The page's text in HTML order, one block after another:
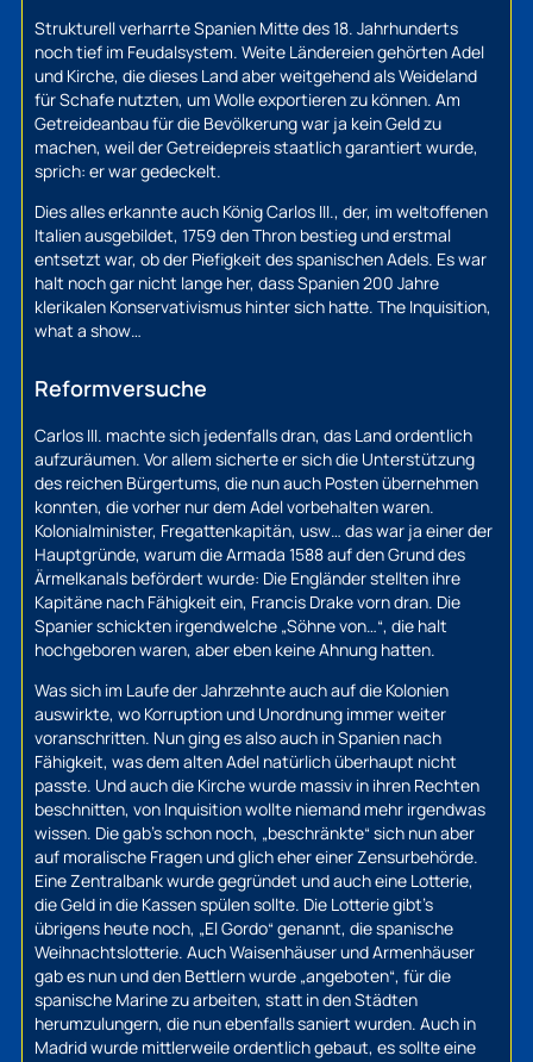
Strukturell verharrte Spanien Mitte des 18. Jahrhunderts
noch tief im Feudalsystem. Weite Ländereien gehörten Adel
und Kirche, die dieses Land aber weitgehend als Weideland
für Schafe nutzten, um Wolle exportieren zu können. Am
Getreideanbau für die Bevölkerung war ja kein Geld zu
machen, weil der Getreidepreis staatlich garantiert wurde,
sprich: er war gedeckelt.
Dies alles erkannte auch König Carlos III., der, im weltoffenen
Italien ausgebildet, 1759 den Thron bestieg und erstmal
entsetzt war, ob der Piefigkeit des spanischen Adels. Es war
halt noch gar nicht lange her, dass Spanien 200 Jahre
klerikalen Konservativismus hinter sich hatte. The Inquisition,
what a show…
Reformversuche
Carlos III. machte sich jedenfalls dran, das Land ordentlich
aufzuräumen. Vor allem sicherte er sich die Unterstützung
des reichen Bürgertums, die nun auch Posten übernehmen
konnten, die vorher nur dem Adel vorbehalten waren.
Kolonialminister, Fregattenkapitän, usw… das war ja einer der
Hauptgründe, warum die Armada 1588 auf den Grund des
Ärmelkanals befördert wurde: Die Engländer stellten ihre
Kapitäne nach Fähigkeit ein, Francis Drake vorn dran. Die
Spanier schickten irgendwelche „Söhne von…“, die halt
hochgeboren waren, aber eben keine Ahnung hatten.
Was sich im Laufe der Jahrzehnte auch auf die Kolonien
auswirkte, wo Korruption und Unordnung immer weiter
voranschritten. Nun ging es also auch in Spanien nach
Fähigkeit, was dem alten Adel natürlich überhaupt nicht
passte. Und auch die Kirche wurde massiv in ihren Rechten
beschnitten, von Inquisition wollte niemand mehr irgendwas
wissen. Die gab’s schon noch, „beschränkte“ sich nun aber
auf moralische Fragen und glich eher einer Zensurbehörde.
Eine Zentralbank wurde gegründet und auch eine Lotterie,
die Geld in die Kassen spülen sollte. Die Lotterie gibt’s
übrigens heute noch, „El Gordo“ genannt, die spanische
Weihnachtslotterie. Auch Waisenhäuser und Armenhäuser
gab es nun und den Bettlern wurde „angeboten“, für die
spanische Marine zu arbeiten, statt in den Städten
herumzulungern, die nun ebenfalls saniert wurden. Auch in
Madrid wurde mittlerweile ordentlich gebaut, es sollte eine